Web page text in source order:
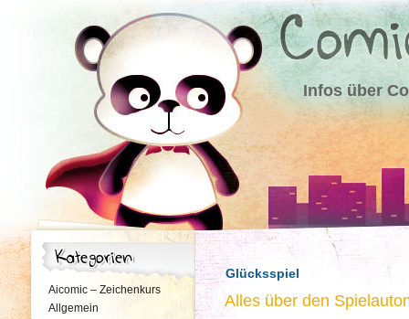
Infos über
Aicomic – Zeichenkurs
Allgemein
Glücksspiel
Alles über den